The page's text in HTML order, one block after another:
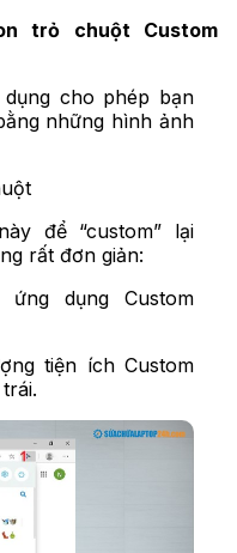
trỏ chuột Custom
cho phép bạn
những hình ảnh
để “custom” lại
rất đơn giản:
dụng Custom
tiện ích Custom